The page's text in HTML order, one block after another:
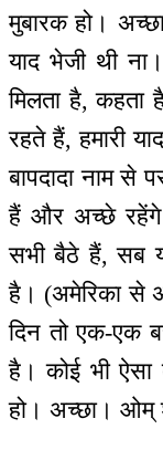
मुबारक हो।
याद भेजी थी
मिलता है, कहता
रहते हैं, हमारी
बापदादा नाम से
हैं और अच्छे
सभी बैठे हैं, सब
है। (अमेरिका से
दिन तो एक-एक
है। कोई भी ऐसा
हो। अच्छा। ओम्